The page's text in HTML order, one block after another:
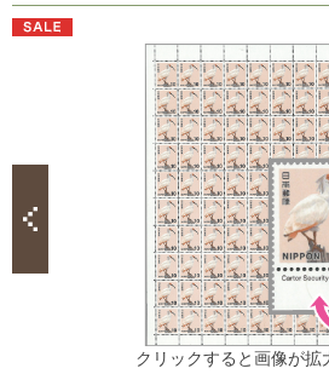
クリックすると画像が拡